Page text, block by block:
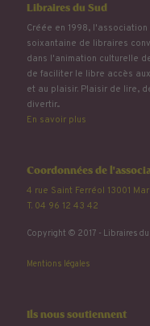
Libraires du Sud
Créée en 1998,
soixantaine de libraires
dans l'animation culturelle
de faciliter le libre accès
et au plaisir. Plaisir de lire,
divertir...
En savoir plus
Coordonnées de
4 rue Saint Ferréol 13001
T. 04 96 12 43 42
Copyright © 2017 - Libraires du
Mentions légales
Ils nous soutiennent